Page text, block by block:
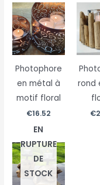
Photophore
en métal à
motif floral
€16.52
rond
€
EN
RUPTURE
DE
STOCK